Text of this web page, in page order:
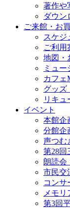
著作や
ダウン
ご来館・お
スケジ
ご利用
地図・
ミュ
カフェ
グッズ
リキュ
イベント
本館企
分館企
声つむ
第28回
朗読会
市民交
コンサ
メモリ
第3回